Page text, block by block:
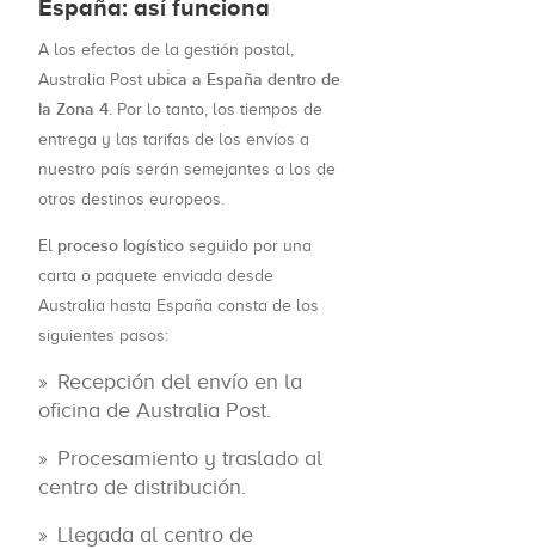
España: así funciona
A los efectos de la gestión postal,
Australia Post ubica a España dentro de
la Zona 4. Por lo tanto, los tiempos de
entrega y las tarifas de los envíos a
nuestro país serán semejantes a los de
otros destinos europeos.
El proceso logístico seguido por una
carta o paquete enviada desde
Australia hasta España consta de los
siguientes pasos:
Recepción del envío en la
oficina de Australia Post.
Procesamiento y traslado al
centro de distribución.
Llegada al centro de